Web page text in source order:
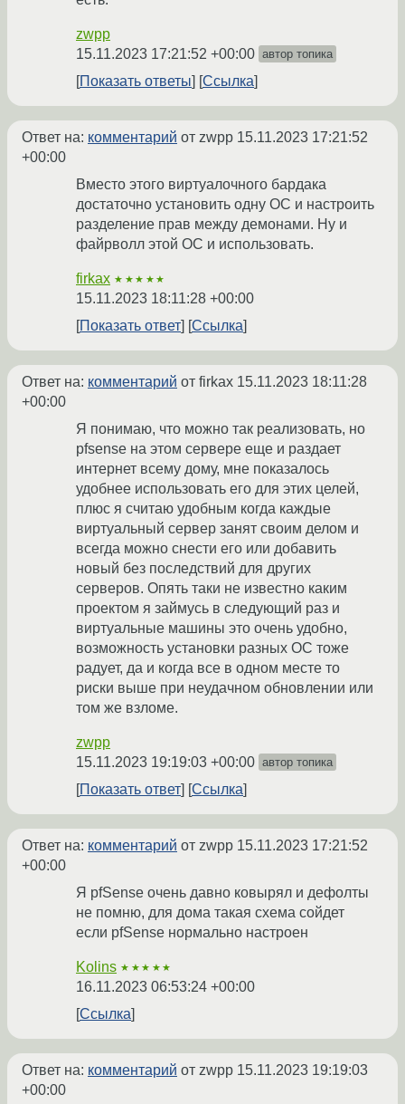
zwpp
15.11.2023 17:21:52 +00:00 автор топика
Показать ответы Ссылка
Ответ на: комментарий от zwpp 15.11.2023 17:21:52
+00:00
Вместо этого виртуалочного бардака
достаточно установить одну ОС и настроить
разделение прав между демонами. Ну и
файрволл этой ОС и использовать.
firkax ★★★★★
15.11.2023 18:11:28 +00:00
Показать ответ
Ссылка
Ответ на: комментарий от firkax 15.11.2023 18:11:28
+00:00
Я понимаю, что можно так реализовать, но
pfsense на этом сервере еще и раздает
интернет всему дому, мне показалось
удобнее использовать его для этих целей,
плюс я считаю удобным когда каждые
виртуальный сервер занят своим делом и
всегда можно снести его или добавить
новый без последствий для других
серверов. Опять таки не известно каким
проектом я займусь в следующий раз и
виртуальные машины это очень удобно,
возможность установки разных ОС тоже
радует, да и когда все в одном месте то
риски выше при неудачном обновлении или
том же взломе.
zwpp
15.11.2023 19:19:03 +00:00 автор топика
Показать ответ Ссылка
Ответ на: комментарий от zwpp 15.11.2023 17:21:52
+00:00
Я pfSense очень давно ковырял и дефолты
не помню, для дома такая схема сойдет
если pfSense нормально настроен
Kolins ★★★★★
16.11.2023 06:53:24 +00:00
Ссылка
Ответ на: комментарий от zwpp 15.11.2023 19:19:03
+00:00